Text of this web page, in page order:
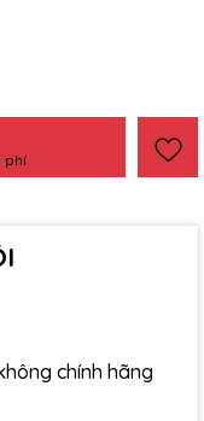
phí
chính hãng